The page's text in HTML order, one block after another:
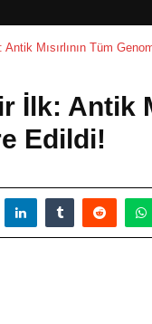
Mısırlının Tüm
Antik
Edildi!